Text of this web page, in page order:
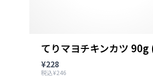
てりマヨチキンカツ 90g
¥228
税込¥246